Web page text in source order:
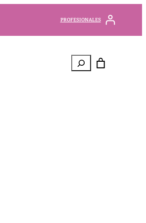
PROFESIONALES
Buscar